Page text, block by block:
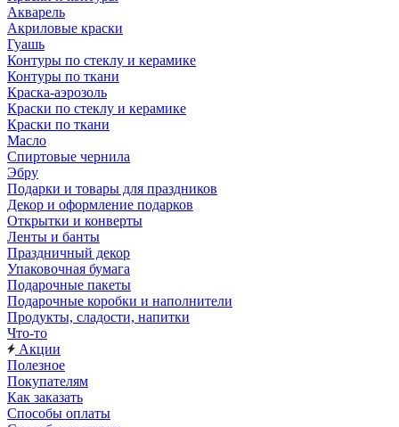
Акварель
Акриловые краски
Гуашь
Контуры по стеклу и керамике
Контуры по ткани
Краска-аэрозоль
Краски по стеклу и керамике
Краски по ткани
Масло
Спиртовые чернила
Эбру
Подарки и товары для праздников
Декор и оформление подарков
Открытки и конверты
Ленты и банты
Праздничный декор
Упаковочная бумага
Подарочные пакеты
Подарочные коробки и наполнители
Продукты, сладости, напитки
Что-то
Акции
Полезное
Покупателям
Как заказать
Способы оплаты